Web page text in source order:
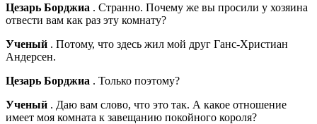
Цезарь Борджиа . Странно. Почему же вы просили у хозяина
отвести вам как раз эту комнату?
Ученый . Потому, что здесь жил мой друг Ганс-Христиан
Андерсен.
Цезарь Борджиа . Только поэтому?
Ученый . Даю вам слово, что это так. А какое отношение
имеет моя комната к завещанию покойного короля?